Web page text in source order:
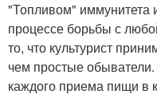
"Топливом" иммунитета
процессе борьбы с
то, что культурист
чем простые
каждого приема пищи в